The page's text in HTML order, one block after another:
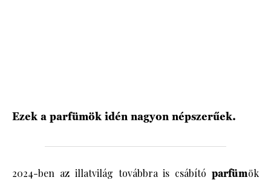
Ezek a parfümök idén nagyon népszerűek.
2024-ben az illatvilág továbbra is csábító parfümök